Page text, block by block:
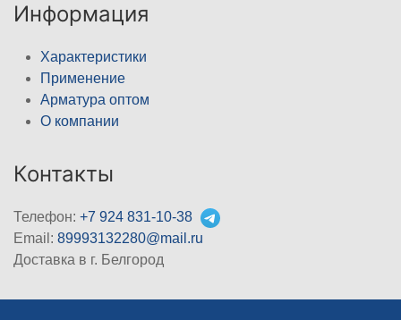
Информация
Характеристики
Применение
Арматура оптом
О компании
Контакты
Телефон: +7 924 831-10-38
Email: 89993132280@mail.ru
Доставка в г. Белгород